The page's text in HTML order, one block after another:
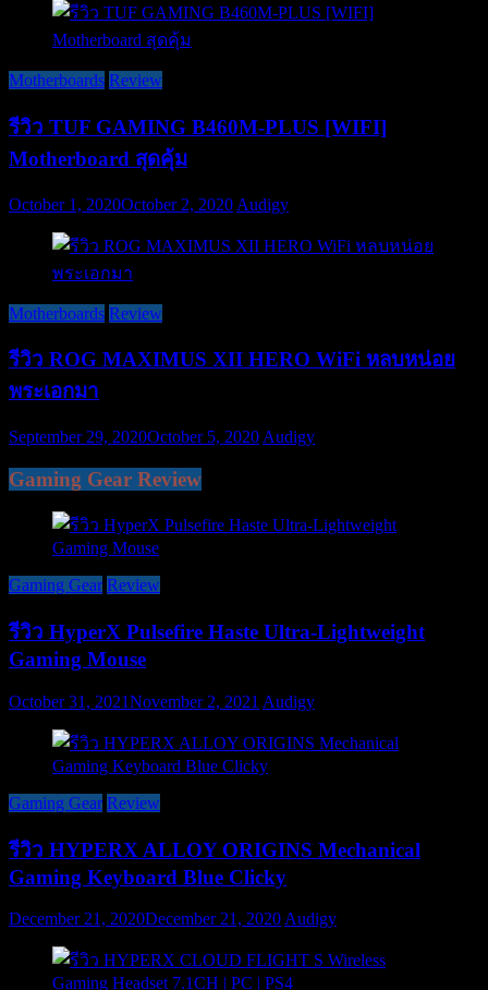
Motherboards Review
รีวิว TUF GAMING B460M-PLUS [WIFI]
Motherboard สุดคุ้ม
October 1, 2020October 2, 2020 Audigy
Motherboards Review
รีวิว ROG MAXIMUS XII HERO WiFi หลบหน่อย
พระเอกมา
September 29, 2020October 5, 2020 Audigy
Gaming Gear Review
Gaming Gear Review
รีวิว HyperX Pulsefire Haste Ultra-Lightweight
Gaming Mouse
October 31, 2021November 2, 2021 Audigy
Gaming Gear Review
รีวิว HYPERX ALLOY ORIGINS Mechanical
Gaming Keyboard Blue Clicky
December 21, 2020December 21, 2020 Audigy